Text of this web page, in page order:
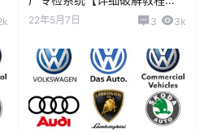
++破解补丁+数据包】
22年5月7日 3 3k